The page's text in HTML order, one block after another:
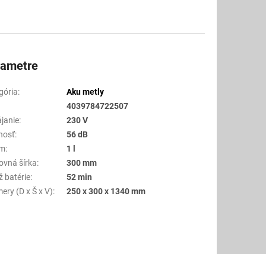
:
Aku metly
4039784722507
:
230 V
:
56 dB
:
1 l
šírka:
300 mm
batérie:
52 min
(D x Š x V): 250 x 300 x 1340 mm